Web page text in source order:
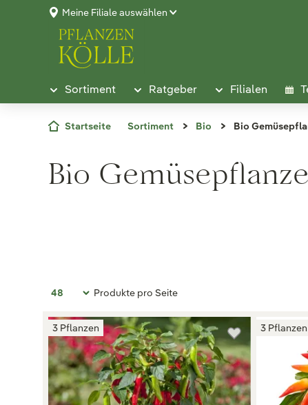
Meine Filiale auswählen
Sortiment Ratgeber Filialen
Startseite Sortiment Bio Bio
Bio
Produkte pro Seite
3 Pflanzen 3 Pflanzen